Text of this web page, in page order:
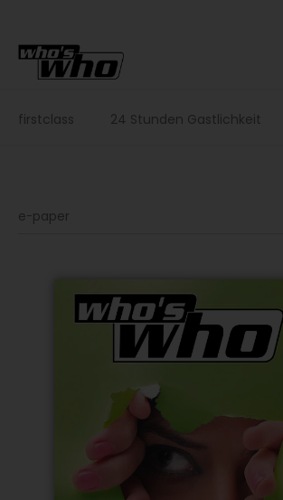
springen
firstclass 24 Stunden Gastlichkeit
e-paper